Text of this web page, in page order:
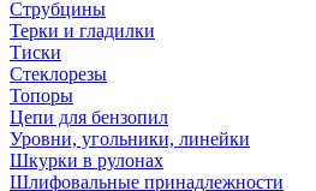
Струбцины
Терки и гладилки
Тиски
Стеклорезы
Топоры
Цепи для бензопил
Уровни, угольники, линейки
Шкурки в рулонах
Шлифовальные принадлежности